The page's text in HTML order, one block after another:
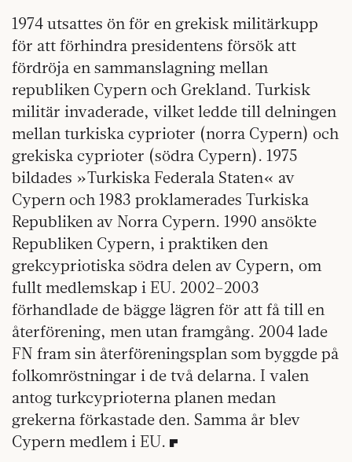
1974 utsattes ön för en grekisk militärkupp
för att förhindra presidentens försök att
fördröja en sammanslagning mellan
republiken Cypern och Grekland. Turkisk
militär invaderade, vilket ledde till delningen
mellan turkiska cyprioter (norra Cypern) och
grekiska cyprioter (södra Cypern). 1975
bildades »Turkiska Federala Staten« av
Cypern och 1983 proklamerades Turkiska
Republiken av Norra Cypern. 1990 ansökte
Republiken Cypern, i praktiken den
grekcypriotiska södra delen av Cypern, om
fullt medlemskap i EU. 2002–2003
förhandlade de bägge lägren för att få till en
återförening, men utan framgång. 2004 lade
FN fram sin återföreningsplan som byggde på
folkomröstningar i de två delarna. I valen
antog turkcyprioterna planen medan
grekerna förkastade den. Samma år blev
Cypern medlem i EU.